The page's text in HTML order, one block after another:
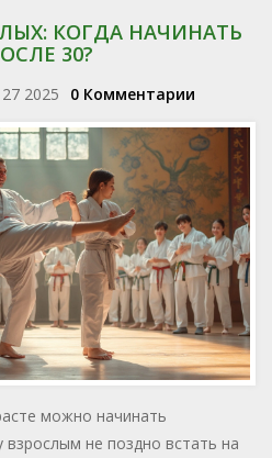
КОГДА НАЧИНАТЬ
30?
2025 0 Комментарии
можно начинать
взрослым не поздно встать на